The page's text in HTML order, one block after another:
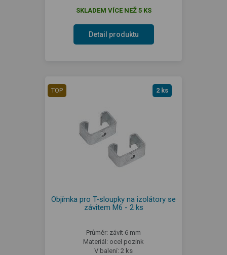
SKLADEM VÍCE NEŽ 5 KS
Detail produktu
TOP 2 ks
Objímka pro T-sloupky na izolátory se
závitem M6 - 2 ks
Průměr: závit 6 mm
Materiál: ocel pozink
V balení: 2 ks